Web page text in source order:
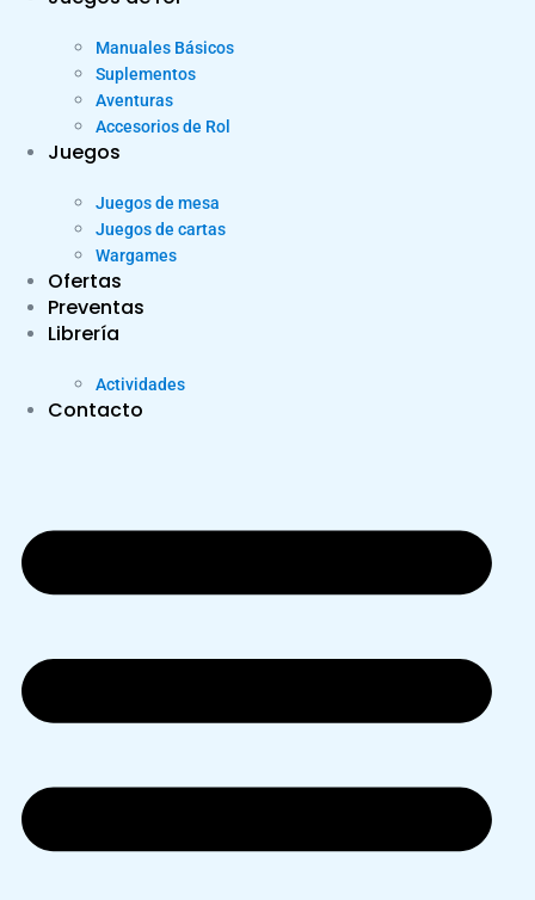
Manuales Básicos
Suplementos
Aventuras
Accesorios de Rol
Juegos
Juegos de mesa
Juegos de cartas
Wargames
Ofertas
Preventas
Librería
Actividades
Contacto